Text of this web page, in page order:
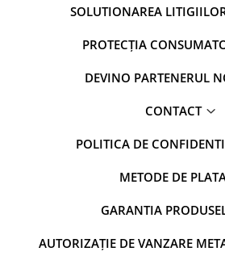
SOLUTIONAREA
PROTECȚIA
DEVINO PARTENERUL
CONTACT
POLITICA DE
METODE DE
GARANTIA
AUTORIZAȚIE DE VANZARE